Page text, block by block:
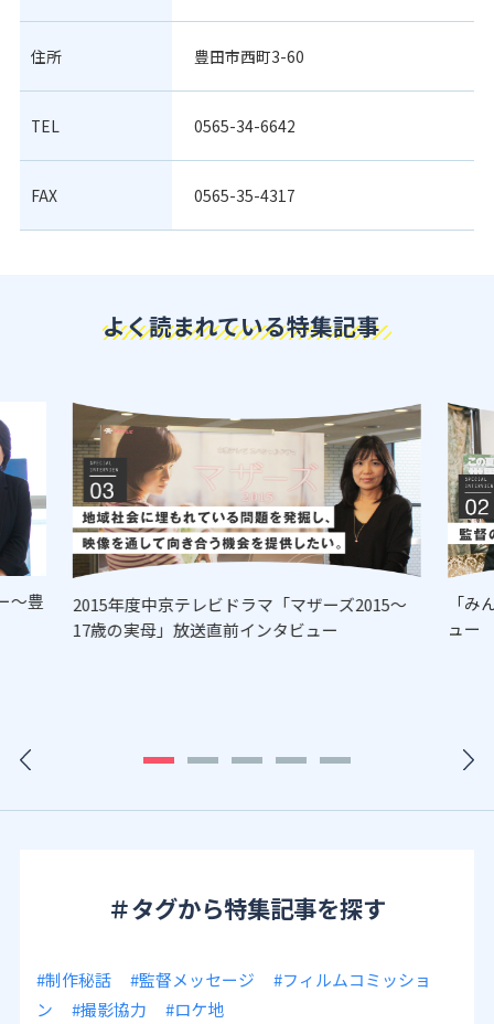
住所 豊田市西町3-60
TEL 0565-34-6642
FAX 0565-35-4317
よく読まれている特集記事
～豊
2015年度中京テレビドラマ「マザーズ2015～
17歳の実母」放送直前インタビュー
「
ュー
＃タグから特集記事を探す
#制作秘話 #監督メッセージ
#フィルムコミッショ
ン
#撮影協力 #ロケ地